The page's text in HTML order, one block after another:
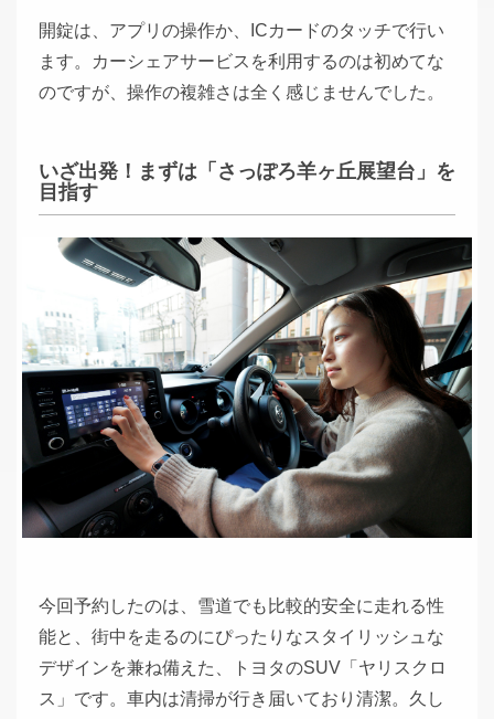
開錠は、アプリの操作か、ICカードのタッチで行い
ます。カーシェアサービスを利用するのは初めてな
のですが、操作の複雑さは全く感じませんでした。
いざ出発！まずは「さっぽろ羊ヶ丘展望台」を
目指す
今回予約したのは、雪道でも比較的安全に走れる性
能と、街中を走るのにぴったりなスタイリッシュな
デザインを兼ね備えた、トヨタのSUV「ヤリスクロ
ス」です。車内は清掃が行き届いており清潔。久し